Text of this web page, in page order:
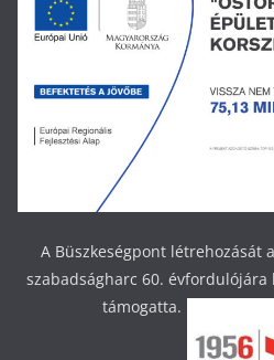
A Büszkeségpont létrehozását
szabadságharc 60.
támogatta.